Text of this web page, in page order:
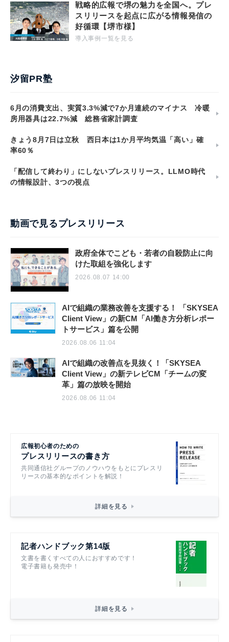
戦略的広報で堺の魅力を全国へ。プレ
スリリースを起点に広がる情報発信の
好循環【堺市様】
導入事例一覧を見る
汐留PR塾
6月の消費支出、実質3.3%減で7か月連続のマイナス 冷暖
房用器具は22.7%減 総務省家計調査
きょう8月7日は立秋 西日本は1か月平均気温「高い」確
率60％
「配信して終わり」にしないプレスリリース。LLMO時代
の情報設計、3つの視点
動画で見るプレスリリース
政府全体でこども・若者の自殺防止に向
けた取組を強化します
2026.08.07 14:00
AIで組織の業務改善を支援する！ 「SKYSEA
Client View」の新CM「AI働き方分析レポー
トサービス」篇を公開
2026.08.06 11:04
AIで組織の改善点を見抜く！「SKYSEA
Client View」の新テレビCM「チームの変
革」篇の放映を開始
2026.08.06 11:04
広報初心者のための
プレスリリースの書き方
共同通信社グループのノウハウをもとにプレスリ
リースの基本的なポイントを解説！
詳細を見る
記者ハンドブック第14版
文書を書くすべての人におすすめです！
電子書籍も発売中！
詳細を見る